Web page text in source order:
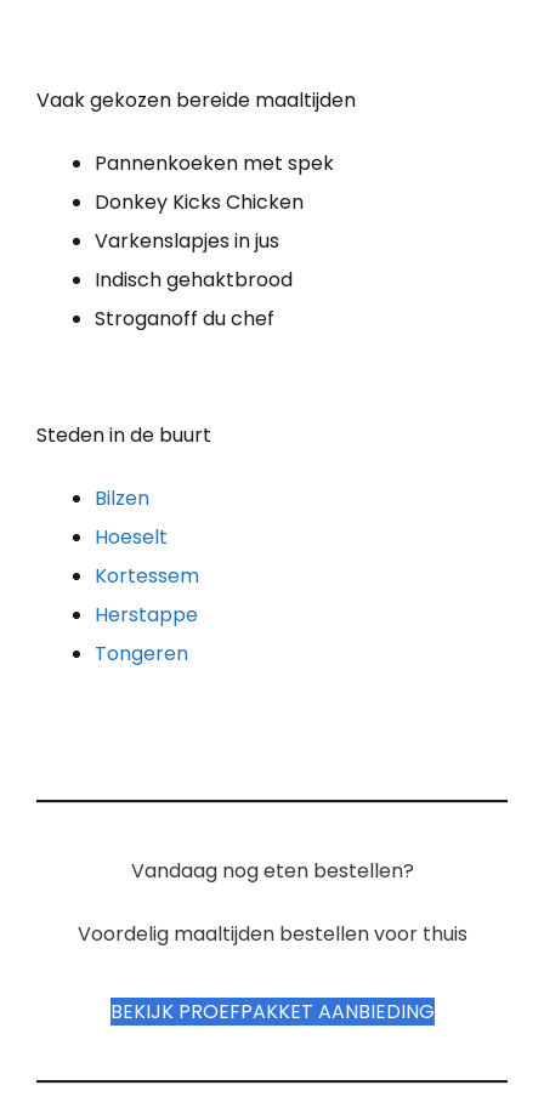
Vaak gekozen bereide maaltijden
Pannenkoeken met spek
Donkey Kicks Chicken
Varkenslapjes in jus
Indisch gehaktbrood
Stroganoff du chef
Steden in de buurt
Bilzen
Hoeselt
Kortessem
Herstappe
Tongeren
Vandaag nog eten bestellen?
Voordelig maaltijden bestellen voor thuis
BEKIJK PROEFPAKKET AANBIEDING